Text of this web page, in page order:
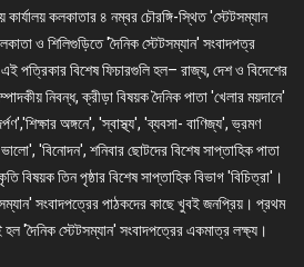
কার্যালয় কলকাতার ৪ নম্বর চৌরঙ্গি-স্থিত 'স্টেটসম্যান
ও শিলিগুড়িতে 'দৈনিক স্টেটসম্যান' সংবাদপত্র
পত্রিকার বিশেষ ফিচারগুলি হল– রাজ্য, দেশ ও বিদেশের
নিবন্ধ, ক্রীড়া বিষয়ক দৈনিক পাতা 'খেলার ময়দানে'
অঙ্গনে', 'স্বাস্থ্য', 'ব্যবসা- বাণিজ্য', ভ্রমণ
'বিনোদন', শনিবার ছোটদের বিশেষ সাপ্তাহিক পাতা
বিষয়ক তিন পৃষ্ঠার বিশেষ সাপ্তাহিক বিভাগ 'বিচিত্রা'।
সংবাদপত্রের পাঠকদের কাছে খুবই জনপ্রিয়। প্রথম
'দৈনিক স্টেটসম্যান' সংবাদপত্রের একমাত্র লক্ষ্য।